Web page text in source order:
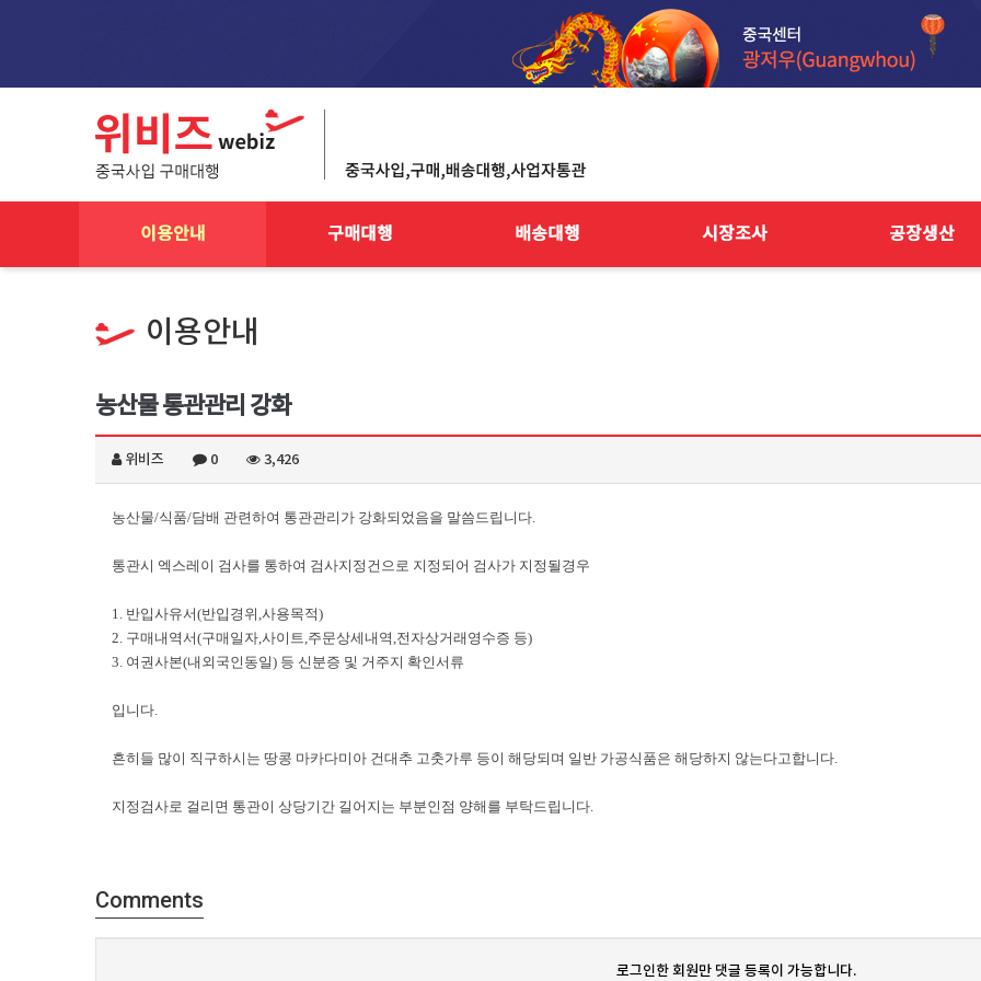
이용안내 구매대행 배송대행 시장조사 공장생산
이용안내
농산물 통관관리 강화
위비즈 0 3,426
농산물/식품/담배 관련하여 통관관리가 강화되었음을 말씀드립니다.
통관시 엑스레이 검사를 통하여 검사지정건으로 지정되어 검사가 지정될경우
1. 반입사유서(반입경위,사용목적)
2. 구매내역서(구매일자,사이트,주문상세내역,전자상거래영수증 등)
3. 여권사본(내외국인동일) 등 신분증 및 거주지 확인서류
입니다.
흔히들 많이 직구하시는 땅콩 마카다미아 건대추 고춧가루 등이 해당되며 일반 가공식품은 해당하지 않는다고합니다.
지정검사로 걸리면 통관이 상당기간 길어지는 부분인점 양해를 부탁드립니다.
Comments
로그인한 회원만 댓글 등록이 가능합니다.